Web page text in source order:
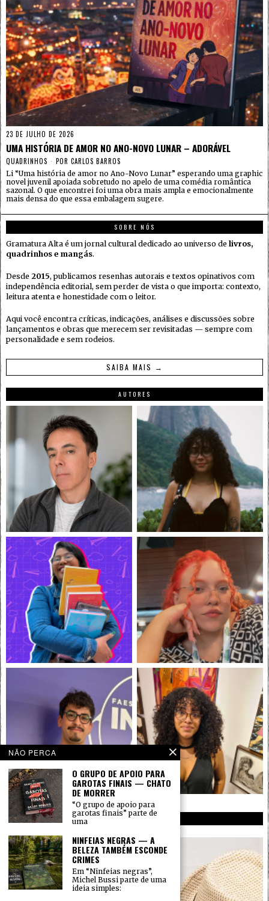
23 DE JULHO DE 2026
UMA HISTÓRIA DE AMOR NO ANO-NOVO LUNAR – ADORÁVEL
QUADRINHOS POR CARLOS BARROS
Li “Uma história de amor no Ano-Novo Lunar” esperando uma graphic
novel juvenil apoiada sobretudo no apelo de uma comédia romântica
sazonal. O que encontrei foi uma obra mais ampla e emocionalmente
mais densa do que essa embalagem sugere.
SOBRE NÓS
Gramatura Alta é um jornal cultural dedicado ao universo de livros,
quadrinhos e mangás.
Desde 2015, publicamos resenhas autorais e textos opinativos com
independência editorial, sem perder de vista o que importa: contexto,
leitura atenta e honestidade com o leitor.
Aqui você encontra críticas, indicações, análises e discussões sobre
lançamentos e obras que merecem ser revisitadas — sempre com
personalidade e sem rodeios.
SAIBA MAIS →
AUTORES
INSTAGRAM
NÃO PERCA
O GRUPO DE APOIO PARA
GAROTAS FINAIS — CHATO
DE MORRER
“O grupo de apoio para
garotas finais” parte de
uma
NINFEIAS NEGRAS — A
BELEZA TAMBÉM ESCONDE
CRIMES
Em “Ninfeias negras”,
Michel Bussi parte de uma
ideia simples: